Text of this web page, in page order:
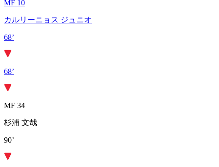
MF 10
カルリーニョス ジュニオ
68’
68’
MF 34
杉浦 文哉
90’